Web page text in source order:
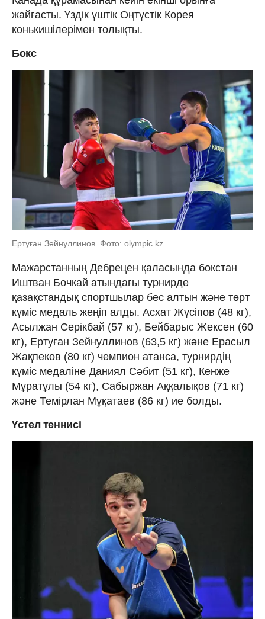
жайғасты. Үздік үштік Оңтүстік Корея
конькишілерімен толықты.
Бокс
Ертуған Зейнуллинов. Фото: olympic.kz
Мажарстанның Дебрецен қаласында бокстан
Иштван Бочкай атындағы турнирде
қазақстандық спортшылар бес алтын және төрт
күміс медаль жеңіп алды. Асхат Жүсіпов (48 кг),
Асылжан Серікбай (57 кг), Бeйбарыс Жексен (60
кг), Ертуған Зейнуллинов (63,5 кг) және Ерасыл
Жақпеков (80 кг) чемпион атанса, турнирдің
күміс медаліне Даниял Сәбит (51 кг), Кенже
Мұратұлы (54 кг), Сабыржан Аққалықов (71 кг)
және Темірлан Мұқатаев (86 кг) ие болды.
Үстел теннисі